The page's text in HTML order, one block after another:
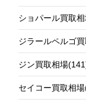
ショパール買取
ジラールペルゴ
ジン買取相場
セイコー買取相場